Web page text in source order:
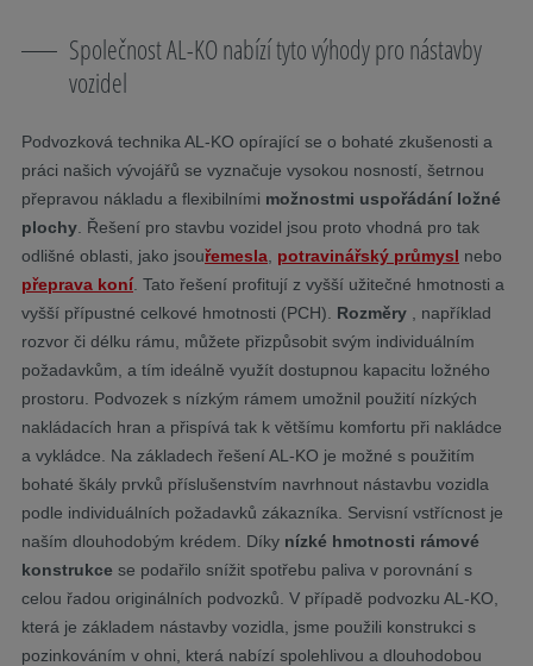
Společnost AL-KO nabízí tyto výhody pro nástavby
vozidel
Podvozková technika AL-KO opírající se o bohaté zkušenosti a
práci našich vývojářů se vyznačuje vysokou nosností, šetrnou
přepravou nákladu a flexibilními možnostmi uspořádání ložné
plochy . Řešení pro stavbu vozidel jsou proto vhodná pro tak
odlišné oblasti, jako jsouřemesla potravinářský průmysl nebo
přeprava koní . Tato řešení profitují z vyšší užitečné hmotnosti a
vyšší přípustné celkové hmotnosti (PCH).
Rozměry , například
rozvor či délku rámu, můžete přizpůsobit svým individuálním
požadavkům, a tím ideálně využít dostupnou kapacitu ložného
prostoru. Podvozek s nízkým rámem umožnil použití nízkých
nakládacích hran a přispívá tak k většímu komfortu při nakládce
a vykládce. Na základech řešení AL-KO je možné s použitím
bohaté škály prvků příslušenstvím navrhnout nástavbu vozidla
podle individuálních požadavků zákazníka. Servisní vstřícnost je
naším dlouhodobým krédem. Díky nízké hmotnosti rámové
konstrukce se podařilo snížit spotřebu paliva v porovnání s
celou řadou originálních podvozků. V případě podvozku AL-KO,
která je základem nástavby vozidla, jsme použili konstrukci s
pozinkováním v ohni, která nabízí spolehlivou a dlouhodobou